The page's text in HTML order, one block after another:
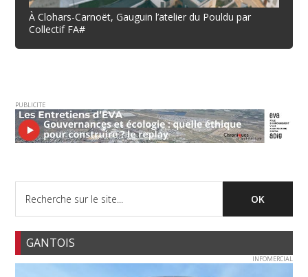
À Clohars-Carnoët, Gauguin l’atelier du Pouldu par
Collectif FA#
PUBLICITE
GANTOIS
INFOMERCIAL